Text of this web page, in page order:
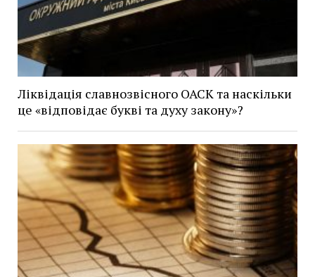
Ліквідація славнозвісного ОАСК та наскільки
це «відповідає букві та духу закону»?